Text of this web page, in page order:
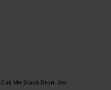
Call Me Black Bikini Set